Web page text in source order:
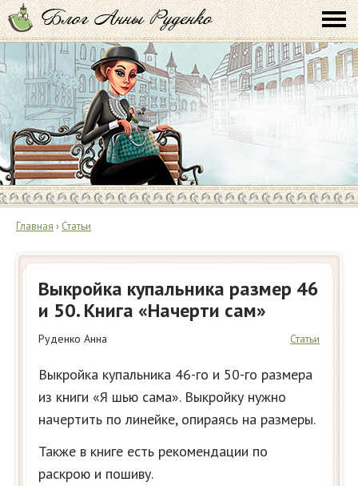
Главная › Статьи
Выкройка купальника размер 46
и 50. Книга «Начерти сам»
Руденко Анна Статьи
Выкройка купальника 46-го и 50-го размера
из книги «Я шью сама». Выкройку нужно
начертить по линейке, опираясь на размеры.
Также в книге есть рекомендации по
раскрою и пошиву.